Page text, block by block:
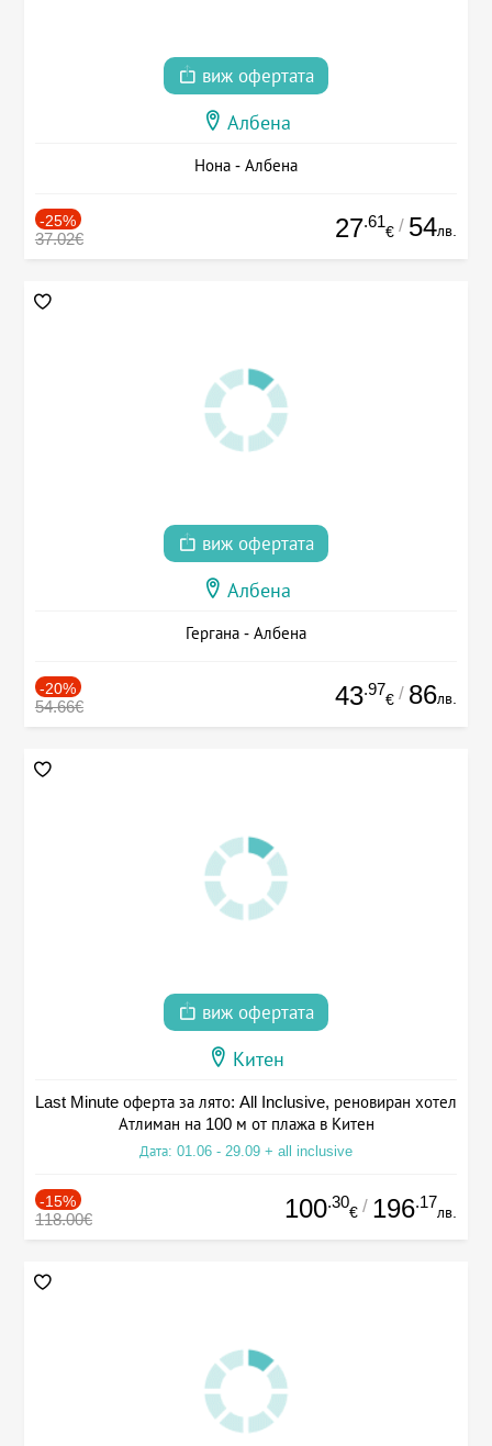
виж офертата
Албена
Нона - Албена
-25%
37.02€ 27.61
€ / 54лв.
виж офертата
Албена
Гергана - Албена
-20%
54.66€ 43.97
€ / 86лв.
виж офертата
Китен
Last Minute оферта за лято: All Inclusive, реновиран хотел
Атлиман на 100 м от плажа в Китен
Дата: 01.06 - 29.09 + all inclusive
-15%
118.00€ 100.30
€ / 196.17
лв.